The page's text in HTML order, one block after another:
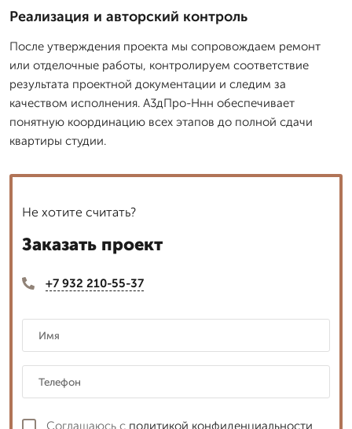
Реализация и авторский контроль
После утверждения проекта мы сопровождаем ремонт
или отделочные работы, контролируем соответствие
результата проектной документации и следим за
качеством исполнения. А3дПро-Ннн обеспечивает
понятную координацию всех этапов до полной сдачи
квартиры студии.
Не хотите считать?
Заказать проект
+7 932 210-55-37
Соглашаюсь с политикой конфиденциальности